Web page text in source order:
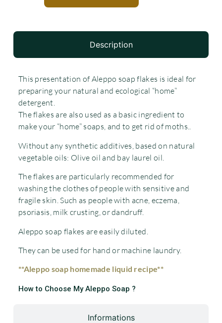
Description
Informations
This presentation of Aleppo soap flakes is ideal for
preparing your natural and ecological “home”
detergent.
The flakes are also used as a basic ingredient to
make your “home” soaps, and to get rid of moths..
Without any synthetic additives, based on natural
vegetable oils: Olive oil and bay laurel oil.
The flakes are particularly recommended for
washing the clothes of people with sensitive and
fragile skin. Such as people with acne, eczema,
psoriasis, milk crusting, or dandruff.
Aleppo soap flakes are easily diluted.
They can be used for hand or machine laundry.
**Aleppo soap homemade liquid recipe**
How to Choose My Aleppo Soap ?